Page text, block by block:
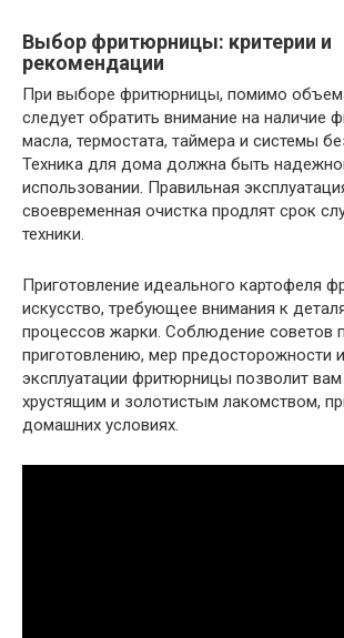
Выбор фритюрницы: критерии и
рекомендации
При выборе фритюрницы, помимо
следует обратить внимание на наличие
масла, термостата, таймера и системы
Техника для дома должна быть
использовании. Правильная
своевременная очистка продлят срок
техники.
Приготовление идеального картофеля
искусство, требующее внимания к
процессов жарки. Соблюдение советов
приготовлению, мер предосторожности
эксплуатации фритюрницы позволит
хрустящим и золотистым лакомством,
домашних условиях.